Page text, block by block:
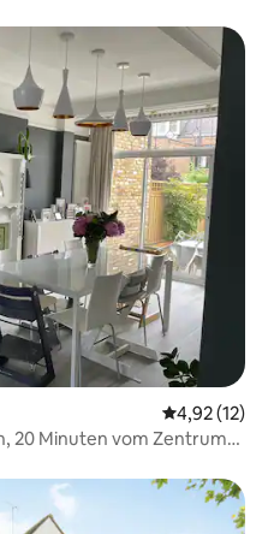
4,92 (12)
20 Minuten vom Zentrum